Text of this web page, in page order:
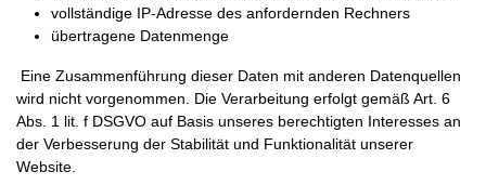
vollständige IP-Adresse des anfordernden Rechners
übertragene Datenmenge
Eine Zusammenführung dieser Daten mit anderen Datenquellen
wird nicht vorgenommen. Die Verarbeitung erfolgt gemäß Art. 6
Abs. 1 lit. f DSGVO auf Basis unseres berechtigten Interesses an
der Verbesserung der Stabilität und Funktionalität unserer
Website.